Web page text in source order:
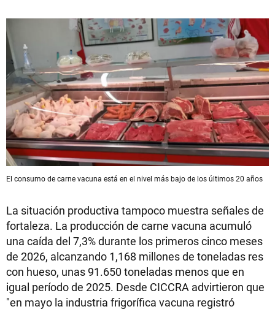
El consumo de carne vacuna está en el nivel más bajo de los últimos 20 años
La situación productiva tampoco muestra señales de
fortaleza. La producción de carne vacuna acumuló
una caída del 7,3% durante los primeros cinco meses
de 2026, alcanzando 1,168 millones de toneladas res
con hueso, unas 91.650 toneladas menos que en
igual período de 2025. Desde CICCRA advirtieron que
"en mayo la industria frigorífica vacuna registró